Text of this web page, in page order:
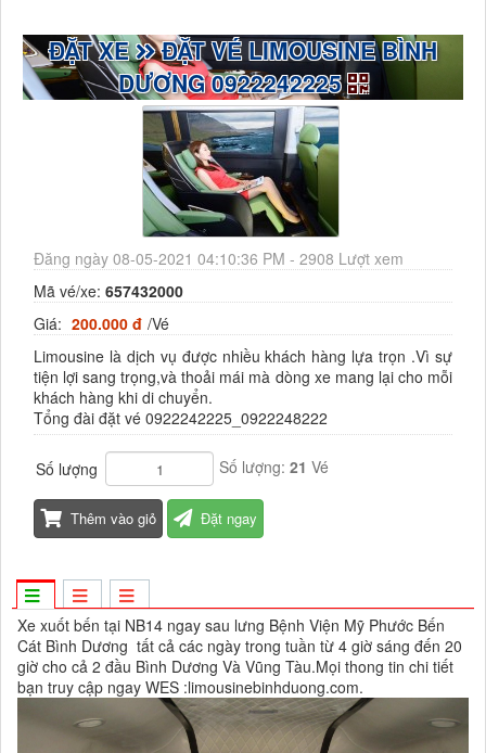
ĐẶT XE ĐẶT VÉ LIMOUSINE BÌNH
DƯƠNG 0922242225
Đăng ngày 08-05-2021 04:10:36 PM - 2908 Lượt xem
Mã vé/xe: 657432000
Giá: 200.000 đ /Vé
Limousine là dịch vụ được nhiều khách hàng lựa trọn .Vì sự
tiện lợi sang trọng,và thoải mái mà dòng xe mang lại cho mỗi
khách hàng khi di chuyển.
Tổng đài đặt vé 0922242225_0922248222
Số lượng Số lượng: 21 Vé
Thêm vào giỏ Đặt ngay
Xe xuốt bến tại NB14 ngay sau lưng Bệnh Viện Mỹ Phước Bến
Cát Bình Dương tất cả các ngày trong tuần từ 4 giờ sáng đến 20
giờ cho cả 2 đầu Bình Dương Và Vũng Tàu.Mọi thong tin chi tiết
bạn truy cập ngay WES :limousinebinhduong.com.